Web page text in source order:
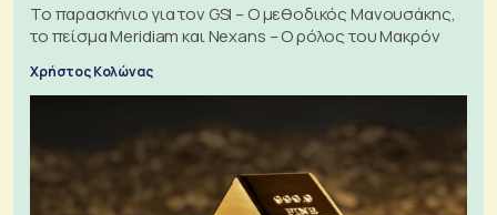
Το παρασκήνιο για τον GSI – Ο μεθοδικός Μανουσάκης,
το πείσμα Meridiam και Nexans – Ο ρόλος του Μακρόν
Χρήστος Κολώνας